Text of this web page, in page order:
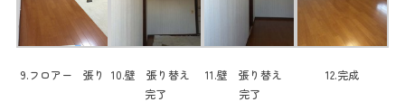
9.フロアー 張り
10.壁 張り替え
完了
11.壁 張り替え
完了
12.完成